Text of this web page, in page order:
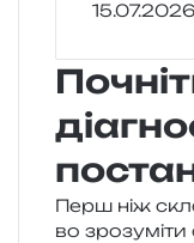
15.07.2026
Перш ніж
во